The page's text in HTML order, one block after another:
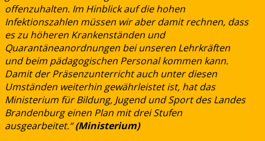
offenzuhalten. Im Hinblick auf die hohen
Infektionszahlen müssen wir aber damit rechnen, dass
es zu höheren Krankenständen und
Quarantäneanordnungen bei unseren Lehrkräften
und beim pädagogischen Personal kommen kann.
Damit der Präsenzunterricht auch unter diesen
Umständen weiterhin gewährleistet ist, hat das
Ministerium für Bildung, Jugend und Sport des Landes
Brandenburg einen Plan mit drei Stufen
ausgearbeitet.“(Ministerium)